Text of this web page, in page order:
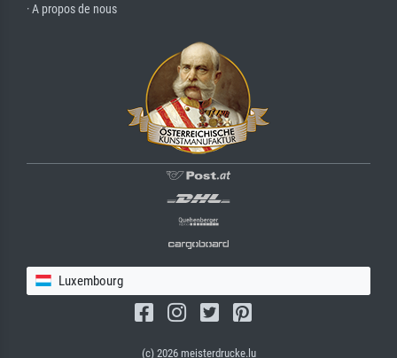
· A propos de nous
Luxembourg
(c) 2026 meisterdrucke.lu